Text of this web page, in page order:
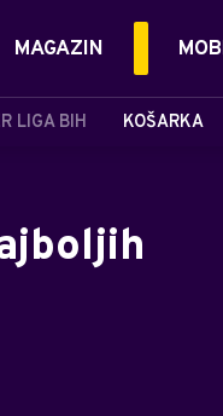
LIGA BIH KOŠARKA
MAGAZIN